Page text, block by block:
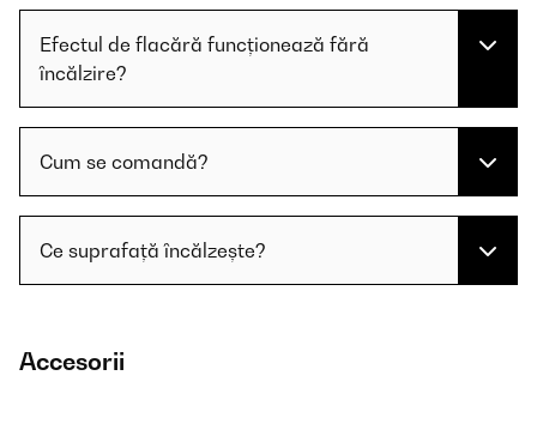
Efectul de flacără funcționează fără
încălzire?
Cum se comandă?
Ce suprafață încălzește?
Accesorii